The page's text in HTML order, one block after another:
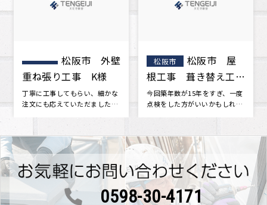
松阪市
松阪市 屋
根工事 葺き替え工
事 A様邸
今回築年数が15年をすぎ、一度
点検をした方がいいかもしれな
松阪市
お客様の声
をいただきました。
･･･
0598-30-4171